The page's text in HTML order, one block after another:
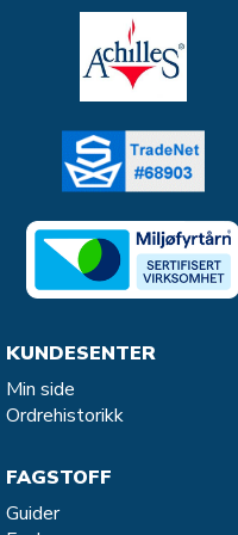
KUNDESENTER
Min side
Ordrehistorikk
FAGSTOFF
Guider